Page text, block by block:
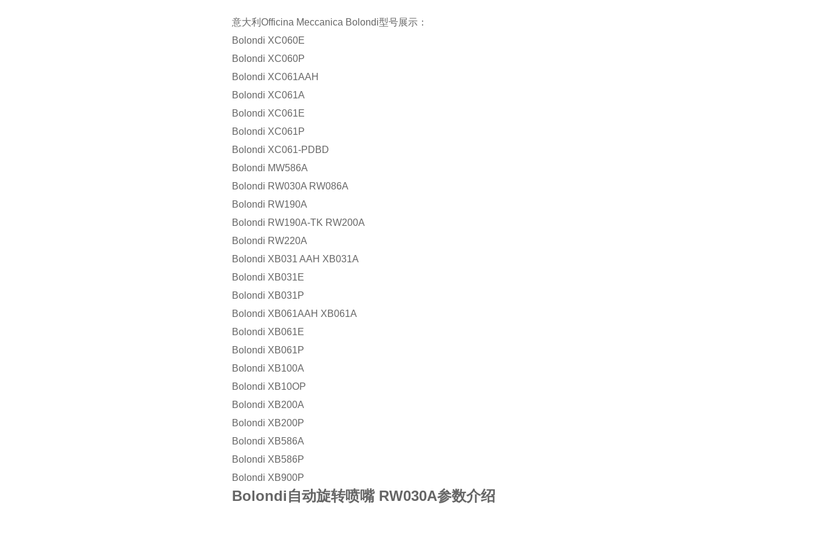
意大利Officina Meccanica Bolondi型号展示：
Bolondi XC060E
Bolondi XC060P
Bolondi XC061AAH
Bolondi XC061A
Bolondi XC061E
Bolondi XC061P
Bolondi XC061-PDBD
Bolondi MW586A
Bolondi RW030A RW086A
Bolondi RW190A
Bolondi RW190A-TK RW200A
Bolondi RW220A
Bolondi XB031 AAH XB031A
Bolondi XB031E
Bolondi XB031P
Bolondi XB061AAH XB061A
Bolondi XB061E
Bolondi XB061P
Bolondi XB100A
Bolondi XB10OP
Bolondi XB200A
Bolondi XB200P
Bolondi XB586A
Bolondi XB586P
Bolondi XB900P
Bolondi自动旋转喷嘴 RW030A参数介绍